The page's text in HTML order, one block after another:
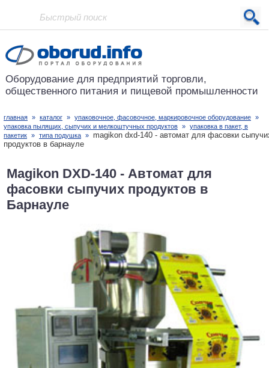
Проект основан в 2001 году
Оборудование для предприятий торговли,
общественного питания и пищевой промышленности
главная » каталог » упаковочное, фасовочное, маркировочное оборудование »
упаковка пылящих, сыпучих и мелкоштучных продуктов » упаковка в пакет, в
пакетик » типа подушка » magikon dxd-140 - автомат для фасовки
продуктов в барнауле
Magikon DXD-140 - Автомат для
фасовки сыпучих продуктов в
Барнауле